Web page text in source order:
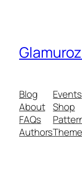
Blog
About
FAQs
Authors
Events
Shop